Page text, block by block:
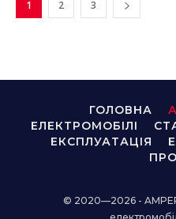
1 2 3
ГОЛОВНА
ЕЛЕКТРОМОБІЛІ
ЕКСПЛУАТАЦІЯ
© 2020—2026 -